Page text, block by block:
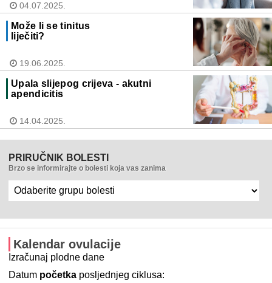
04.07.2025.
Može li se tinitus
liječiti?
19.06.2025.
Upala slijepog crijeva - akutni
apendicitis
14.04.2025.
PRIRUČNIK BOLESTI
Brzo se informirajte o bolesti koja vas zanima
Kalendar ovulacije
Izračunaj plodne dane
Datum početka posljednjeg ciklusa: